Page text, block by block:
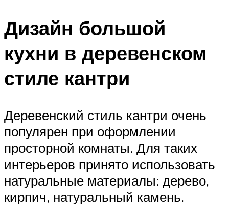
Дизайн большой
кухни в деревенском
стиле кантри
Деревенский стиль кантри очень
популярен при оформлении
просторной комнаты. Для таких
интерьеров принято использовать
натуральные материалы: дерево,
кирпич, натуральный камень.